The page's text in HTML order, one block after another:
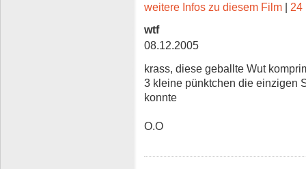
weitere Infos zu diesem Film | 24
wtf
08.12.2005
krass, diese geballte Wut
3 kleine pünktchen die einzigen
konnte
O.O